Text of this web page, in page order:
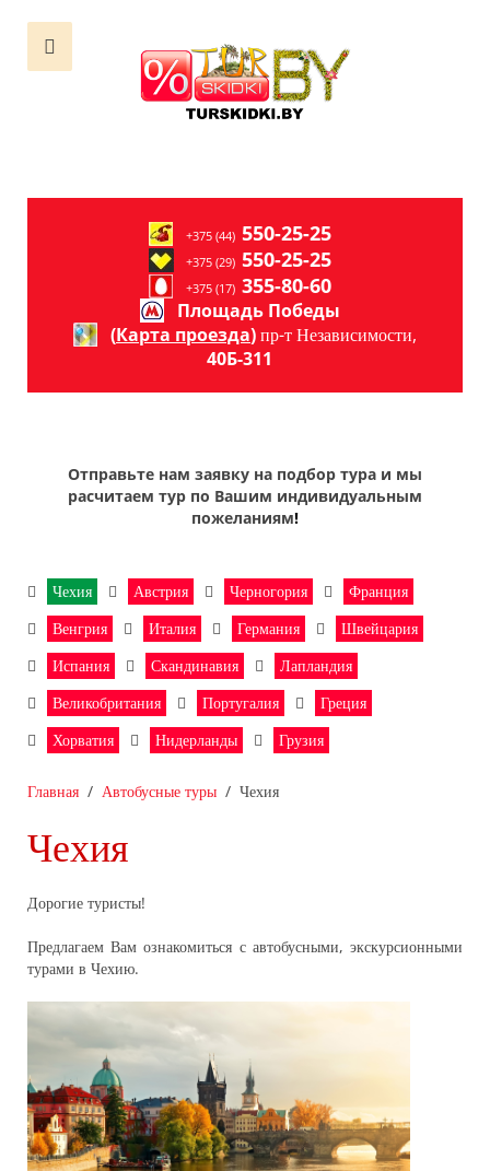
+375 (44) 550-25-25
+375 (29) 550-25-25
+375 (17) 355-80-60
Площадь Победы
(Карта проезда)пр-т Независимости,
40Б-311
Отправьте нам заявку на подбор тура и мы
расчитаем тур по Вашим индивидуальным
пожеланиям!
Чехия Австрия Черногория
Франция
Венгрия
Италия Германия
Швейцария
Испания
Скандинавия
Лапландия
Великобритания
Португалия
Греция
Хорватия
Нидерланды Грузия
Главная Автобусные туры Чехия
Чехия
Дорогие туристы!
Предлагаем Вам ознакомиться с автобусными, экскурсионными
турами в Чехию.